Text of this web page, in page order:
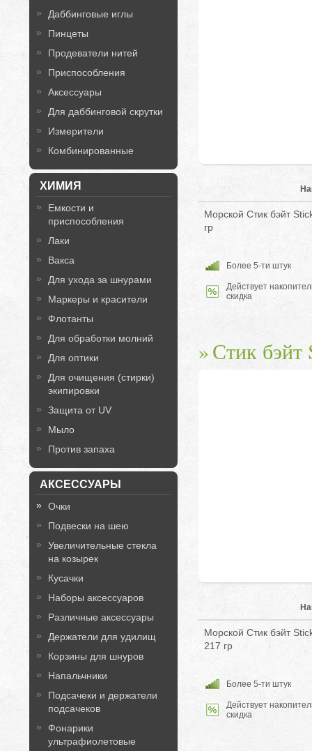
Даббинговые иглы
Пинцеты
Продеватели нитей
Приспособления
Аксессуары
Для даббинговой скрутки
Измерители
Комбинированные
ХИМИЯ
Емкости и
приспособления
Лаки
Вакса
Для ухода за шнурами
Маркеры и красители
Флотанты
Для обработки молний
Для оптики
Для очищения (стирки)
экипировки
Защита от UV
Мыло
Против запаха
АКСЕССУАРЫ
Очки
Подвески на шею
Увеличительные стекла
на козырек
Кусачки
Наборы аксессуаров
Различные аксессуары
Держатели для удилищ
Корзины для шнуров
Напальчники
Подсачеки и держатели
подсачеков
Фонарики
ультрафиолетовые
Морской Стик бэйт
гр
Более 5-ти штук
Действует
скидка
Стик бэйт
Морской Стик бэйт
217 гр
Более 5-ти штук
Действует
скидка